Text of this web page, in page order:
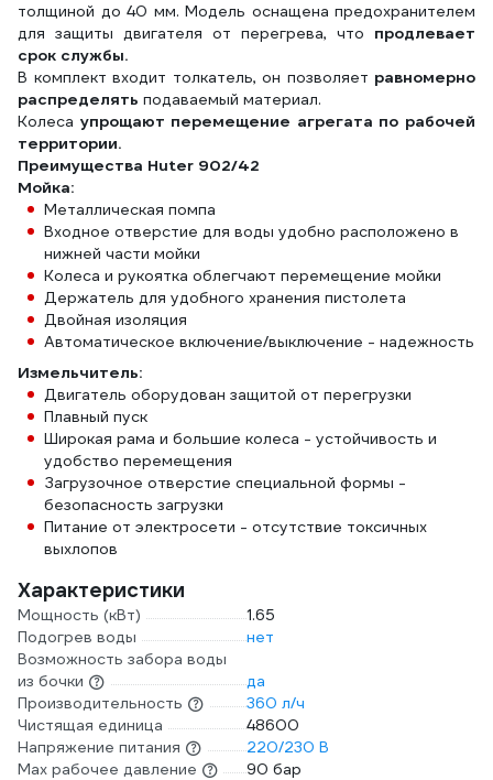
толщиной до 40 мм. Модель оснащена предохранителем
для защиты двигателя от перегрева, что продлевает
срок службы.
В комплект входит толкатель, он позволяет равномерно
распределять подаваемый материал.
Колеса упрощают перемещение агрегата по рабочей
территории.
Преимущества Huter 902/42
Мойка:
Металлическая помпа
Входное отверстие для воды удобно расположено в
нижней части мойки
Колеса и рукоятка облегчают перемещение мойки
Держатель для удобного хранения пистолета
Двойная изоляция
Автоматическое включение/выключение - надежность
Измельчитель:
Двигатель оборудован защитой от перегрузки
Плавный пуск
Широкая рама и большие колеса - устойчивость и
удобство перемещения
Загрузочное отверстие специальной формы -
безопасность загрузки
Питание от электросети - отсутствие токсичных
выхлопов
Характеристики
Мощность (кВт)
1.65
Подогрев воды
нет
Возможность забора воды
из бочки
да
Производительность
360 л/ч
Чистящая единица
48600
Напряжение питания
220/230 В
Мах рабочее давление
90 бар